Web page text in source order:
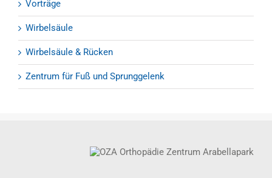
Vorträge
Wirbelsäule
Wirbelsäule & Rücken
Zentrum für Fuß und Sprunggelenk